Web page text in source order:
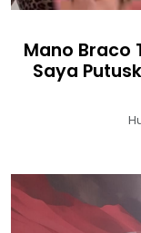
Mano Braco
Saya